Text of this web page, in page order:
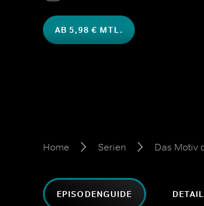
AB 5,98 € MTL.
Home Serien Das Motiv
EPISODENGUIDE